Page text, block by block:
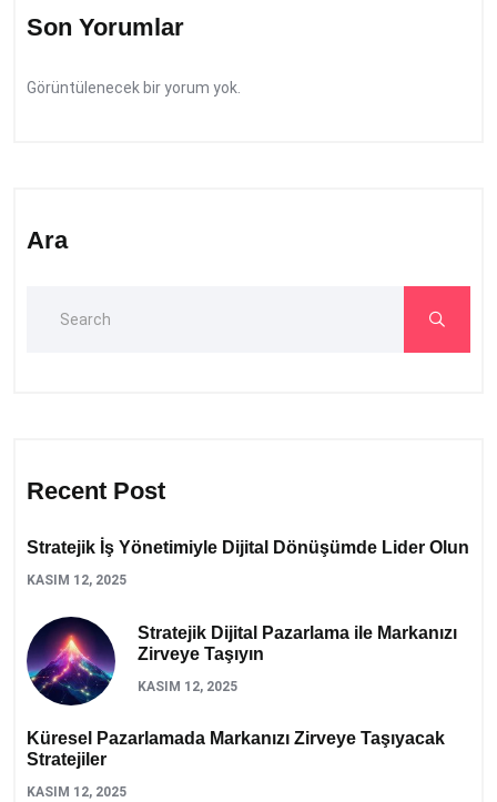
Son Yorumlar
Görüntülenecek bir yorum yok.
Ara
Recent Post
Stratejik İş Yönetimiyle Dijital Dönüşümde Lider Olun
KASIM 12, 2025
Stratejik Dijital Pazarlama ile Markanızı
Zirveye Taşıyın
KASIM 12, 2025
Küresel Pazarlamada Markanızı Zirveye Taşıyacak
Stratejiler
KASIM 12, 2025